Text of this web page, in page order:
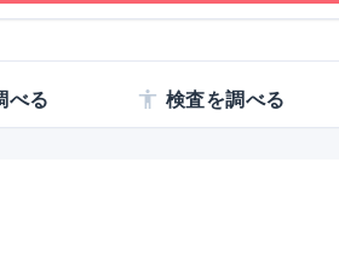
べる 検査を調べる